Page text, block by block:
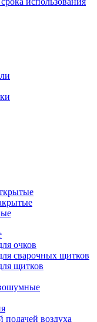
очков
сварочных щитков
щитков
воздуха